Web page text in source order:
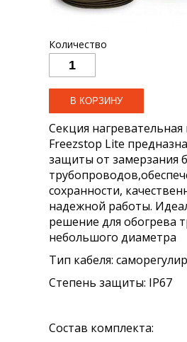
Количество
Секция нагревательная
Freezstop Lite
защиты от замерзания
сохранности,
надежной работы.
решение для обогрева
небольшого диаметра
Тип кабеля:
Степень защиты: IP67
Состав комплекта: